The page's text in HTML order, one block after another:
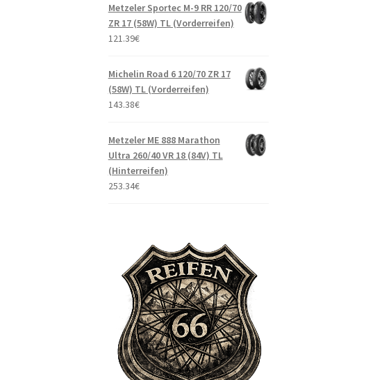
Metzeler Sportec M-9 RR 120/70
ZR 17 (58W) TL (Vorderreifen)
121.39€
Michelin Road 6 120/70 ZR 17
(58W) TL (Vorderreifen)
143.38€
Metzeler ME 888 Marathon
Ultra 260/40 VR 18 (84V) TL
(Hinterreifen)
253.34€